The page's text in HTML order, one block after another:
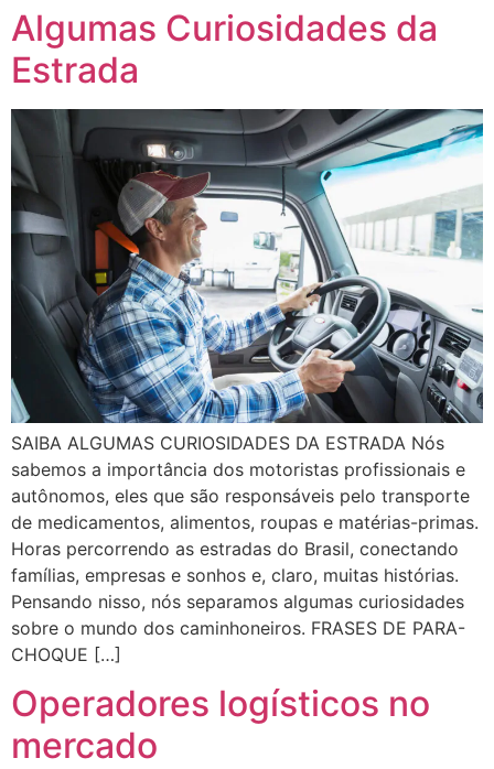
Algumas Curiosidades da
Estrada
SAIBA ALGUMAS CURIOSIDADES DA ESTRADA Nós
sabemos a importância dos motoristas profissionais e
autônomos, eles que são responsáveis pelo transporte
de medicamentos, alimentos, roupas e matérias-primas.
Horas percorrendo as estradas do Brasil, conectando
famílias, empresas e sonhos e, claro, muitas histórias.
Pensando nisso, nós separamos algumas curiosidades
sobre o mundo dos caminhoneiros. FRASES DE PARA-
CHOQUE […]
Operadores logísticos no
mercado